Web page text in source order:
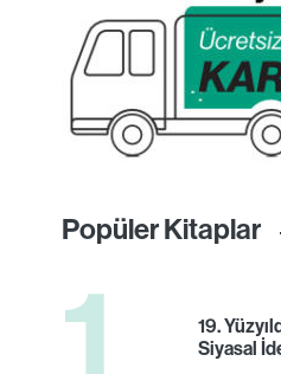
Popüler Kitaplar
1
19.
Siyasal